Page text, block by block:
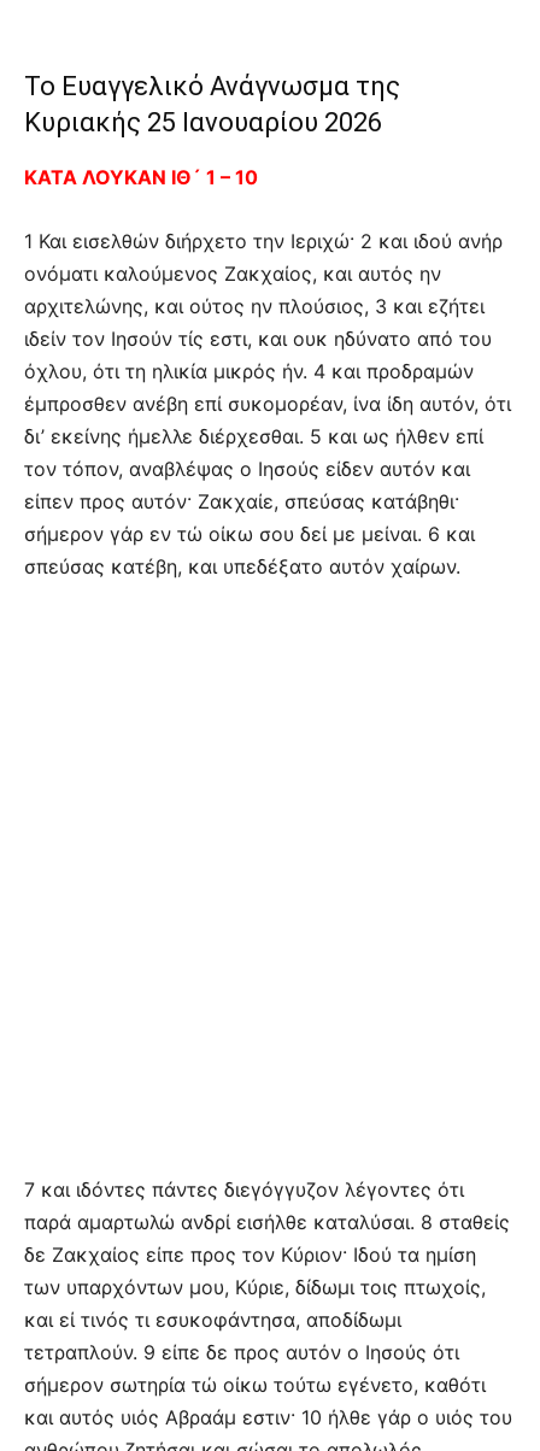
Το Ευαγγελικό Ανάγνωσμα της
Κυριακής 25 Ιανουαρίου 2026
ΚΑΤΑ ΛΟΥΚΑΝ ΙΘ´ 1 – 10
1 Και εισελθών διήρχετο την Ιεριχώ· 2 και ιδού ανήρ
ονόματι καλούμενος Ζακχαίος, και αυτός ην
αρχιτελώνης, και ούτος ην πλούσιος, 3 και εζήτει
ιδείν τον Ιησούν τίς εστι, και ουκ ηδύνατο από του
όχλου, ότι τη ηλικία μικρός ήν. 4 και προδραμών
έμπροσθεν ανέβη επί συκομορέαν, ίνα ίδη αυτόν, ότι
δι’ εκείνης ήμελλε διέρχεσθαι. 5 και ως ήλθεν επί
τον τόπον, αναβλέψας ο Ιησούς είδεν αυτόν και
είπεν προς αυτόν· Ζακχαίε, σπεύσας κατάβηθι·
σήμερον γάρ εν τώ οίκω σου δεί με μείναι. 6 και
σπεύσας κατέβη, και υπεδέξατο αυτόν χαίρων.
7 και ιδόντες πάντες διεγόγγυζον λέγοντες ότι
παρά αμαρτωλώ ανδρί εισήλθε καταλύσαι. 8 σταθείς
δε Ζακχαίος είπε προς τον Κύριον· Ιδού τα ημίση
των υπαρχόντων μου, Κύριε, δίδωμι τοις πτωχοίς,
και εί τινός τι εσυκοφάντησα, αποδίδωμι
τετραπλούν. 9 είπε δε προς αυτόν ο Ιησούς ότι
σήμερον σωτηρία τώ οίκω τούτω εγένετο, καθότι
και αυτός υιός Αβραάμ εστιν· 10 ήλθε γάρ ο υιός του